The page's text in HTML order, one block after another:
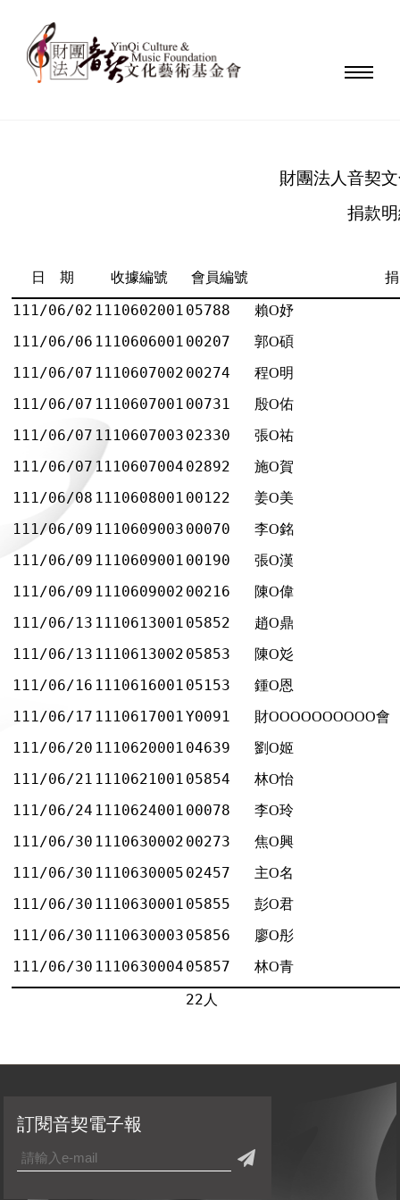
財團法人音契
捐款
日 期 收據編號 會員編號
111/06/02 1110602001 05788 賴O妤
111/06/06 1110606001 00207 郭O碩
111/06/07 1110607002 00274 程O明
111/06/07 1110607001 00731 殷O佑
111/06/07 1110607003 02330 張O祐
111/06/07 1110607004 02892 施O賀
111/06/08 1110608001 00122 姜O美
111/06/09 1110609003 00070 李O銘
111/06/09 1110609001 00190 張O漢
111/06/09 1110609002 00216 陳O偉
111/06/13 1110613001 05852 趙O鼎
111/06/13 1110613002 05853 陳O彣
111/06/16 1110616001 05153 鍾O恩
111/06/17 1110617001Y0091 財OOOOOOOOOO會
111/06/20 1110620001 04639 劉O姬
111/06/21 1110621001 05854 林O怡
111/06/24 1110624001 00078 李O玲
111/06/30 1110630002 00273 焦O興
111/06/30 1110630005 02457 主O名
111/06/30 1110630001 05855 彭O君
111/06/30 1110630003 05856 廖O彤
111/06/30 1110630004 05857 林O青
22人
訂閱音契電子報